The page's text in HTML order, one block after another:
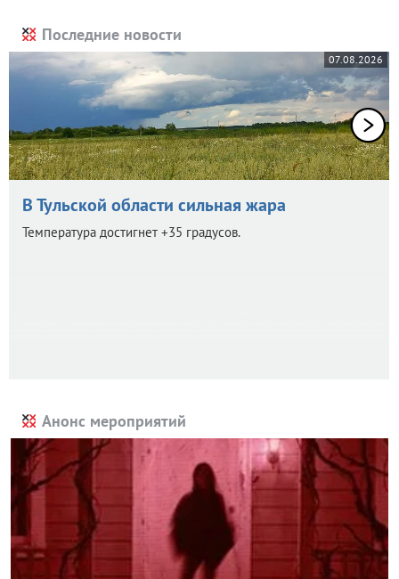
Последние новости
07.08.2026
В Тульской области сильная жара
Температура достигнет +35 градусов.
Анонс мероприятий